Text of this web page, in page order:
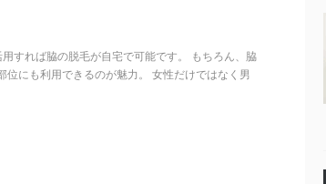
すれば脇の脱毛が自宅で可能です。 もちろん、脇
位にも利用できるのが魅力。 女性だけではなく男